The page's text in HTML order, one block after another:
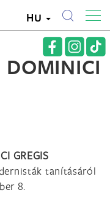
HU
GREGIS
tanításáról
8.